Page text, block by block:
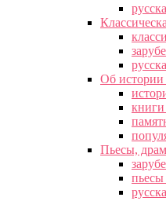
Об истории
Пьесы,
пьесы